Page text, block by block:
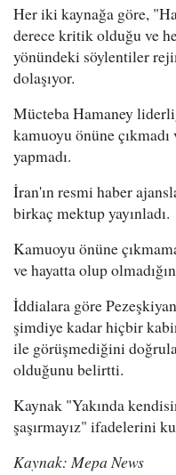
Her iki kaynağa göre,
derece kritik olduğu ve
yönündeki söylentiler
dolaşıyor.
Mücteba Hamaney
kamuoyu önüne
yapmadı.
İran'ın resmi haber
birkaç mektup yayınladı.
Kamuoyu önüne
ve hayatta olup
İddialara göre
şimdiye kadar hiçbir
ile görüşmediğini
olduğunu belirtti.
Kaynak "Yakında
şaşırmayız" ifadelerini
Kaynak: Mepa News